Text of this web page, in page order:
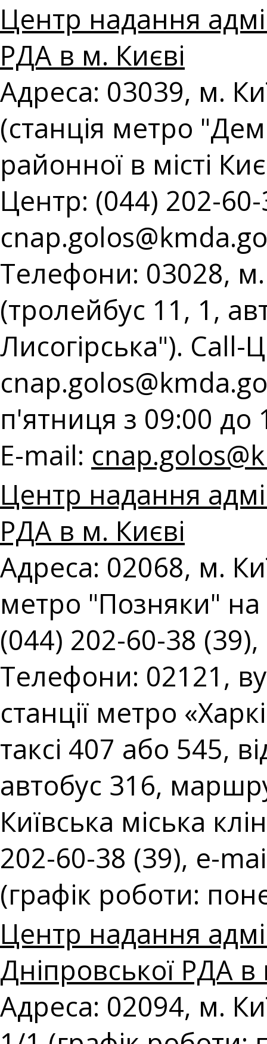
Центр надання
РДА в м. Києві
Адреса: 03039, м.
(станція метро
районної в місті
Центр: (044) 202-
Телефони: 03028,
(тролейбус 11, 1,
Лисогірська").
п'ятниця з 09:00 до
E-mail:
Центр надання
РДА в м. Києві
Адреса: 02068, м.
метро "Позняки"
(044) 202-60-38
Телефони: 02121,
станції метро
таксі 407 або 545,
автобус 316,
Київська міська
202-60-38 (39), e-
(графік роботи:
Центр надання
Дніпровської РДА в
Адреса: 02094, м.